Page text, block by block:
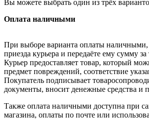
Вы можете выбрать один из трёх
Оплата наличными
При выборе варианта оплаты наличными,
приезда курьера и передаёте ему сумму за
Курьер предоставляет товар, который
предмет повреждений, соответствие
Покупатель подписывает
документы, вносит денежные средства и
Также оплата наличными доступна при
магазина, оплаты по почте или